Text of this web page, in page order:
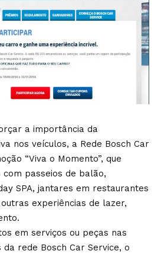
a importância da
nos veículos, a Rede Bosch Car
“Viva o Momento”, que
passeios de balão,
SPA, jantares em restaurantes
experiências de lazer,
em serviços ou peças nas
rede Bosch Car Service, o